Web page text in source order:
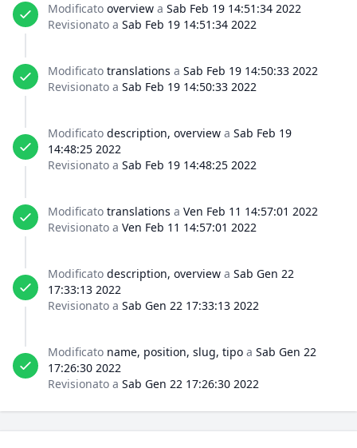
Modificato overview a Sab Feb 19 14:51:34 2022
Revisionato a Sab Feb 19 14:51:34 2022
Modificato translations a Sab Feb 19 14:50:33 2022
Revisionato a Sab Feb 19 14:50:33 2022
Modificato description, overview a Sab Feb 19
14:48:25 2022
Revisionato a Sab Feb 19 14:48:25 2022
Modificato translations a Ven Feb 11 14:57:01 2022
Revisionato a Ven Feb 11 14:57:01 2022
Modificato description, overview a Sab Gen 22
17:33:13 2022
Revisionato a Sab Gen 22 17:33:13 2022
Modificato name, position, slug, tipo a Sab Gen 22
17:26:30 2022
Revisionato a Sab Gen 22 17:26:30 2022